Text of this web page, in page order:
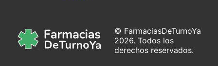
© FarmaciasDeTurnoYa
2026. Todos los
derechos reservados.